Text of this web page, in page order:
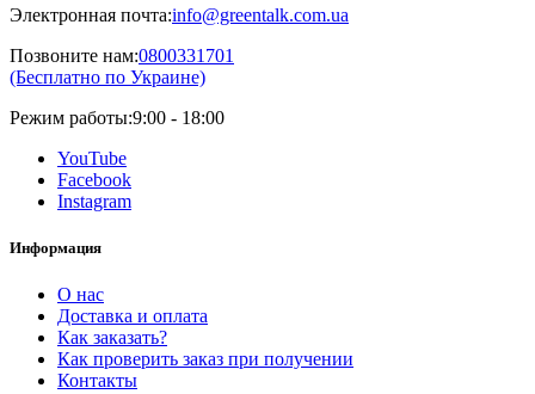
Электронная почта:info@greentalk.com.ua
Позвоните нам:0800331701
(Бесплатно по Украине)
Режим работы:9:00 - 18:00
YouTube
Facebook
Instagram
Информация
О нас
Доставка и оплата
Как заказать?
Как проверить заказ при получении
Контакты